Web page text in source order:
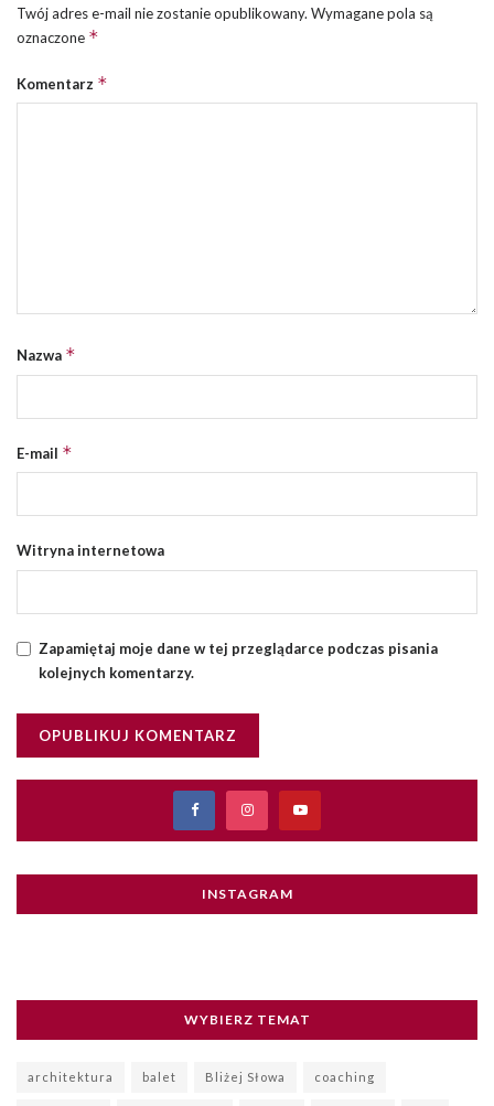
Twój adres e-mail nie zostanie opublikowany. Wymagane pola są
oznaczone *
Komentarz *
Nazwa *
E-mail *
Witryna internetowa
Zapamiętaj moje dane w tej przeglądarce podczas pisania
kolejnych komentarzy.
INSTAGRAM
WYBIERZ TEMAT
architektura balet Bliżej Słowa coaching